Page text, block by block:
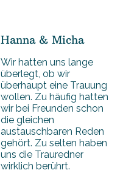
Hanna & Micha
Wir hatten uns lange
überlegt, ob wir
überhaupt eine Trauung
wollen. Zu häufig hatten
wir bei Freunden schon
die gleichen
austauschbaren Reden
gehört. Zu selten haben
uns die Trauredner
wirklich berührt.